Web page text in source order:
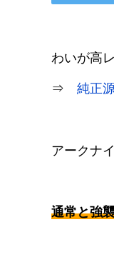
わいが高
⇒ 純正
アークナ
通常と強